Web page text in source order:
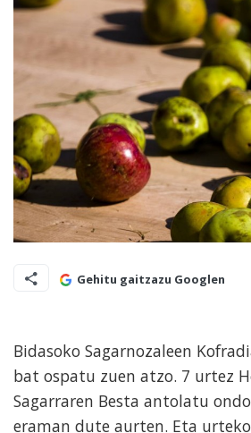
Gehitu gaitzazu Googlen
Bidasoko Sagarnozaleen
bat ospatu zuen atzo. 7 urtez
Sagarraren Besta antolatu
eraman dute aurten. Eta